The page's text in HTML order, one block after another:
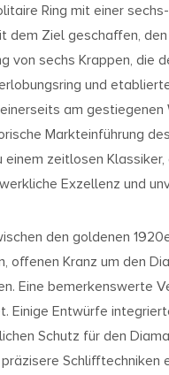
Ring mit einer
dem Ziel geschaffen,
von sechs Krappen, die
und
am
Markteinführung
zeitlosen
Exzellenz und
den goldenen
Kranz um den
Eine bemerkenswerte
Entwürfe
Schutz für den
Schlifftechniken